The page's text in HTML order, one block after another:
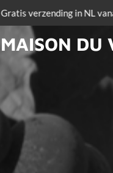
MAISON DU
Gratis verzending in NL